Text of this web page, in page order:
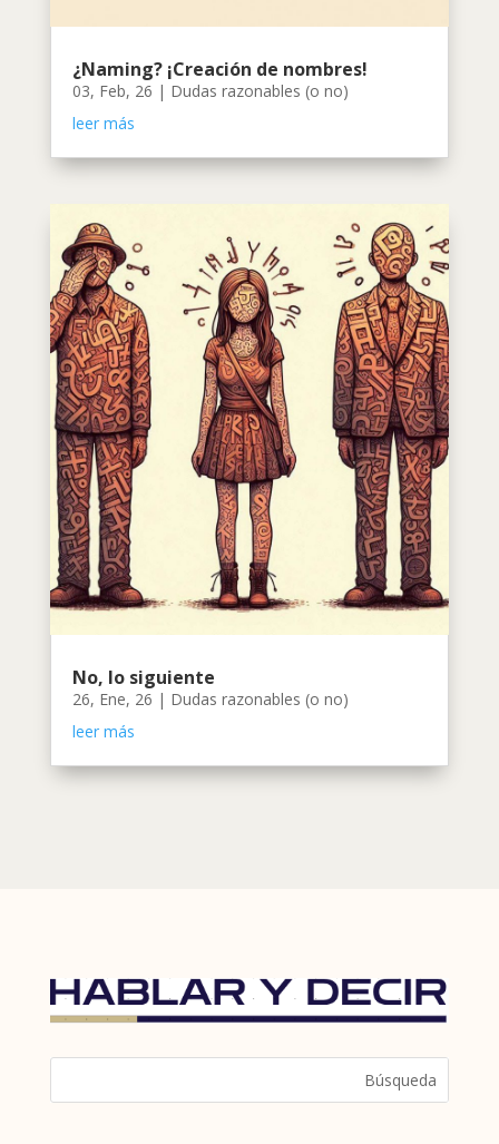
¿Naming? ¡Creación de nombres!
03, Feb, 26 | Dudas razonables (o no)
leer más
No, lo siguiente
26, Ene, 26 | Dudas razonables (o no)
leer más